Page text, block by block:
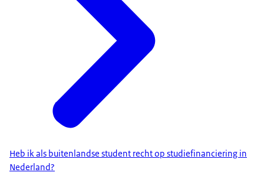
Heb ik als buitenlandse student recht op studiefinanciering in
Nederland?